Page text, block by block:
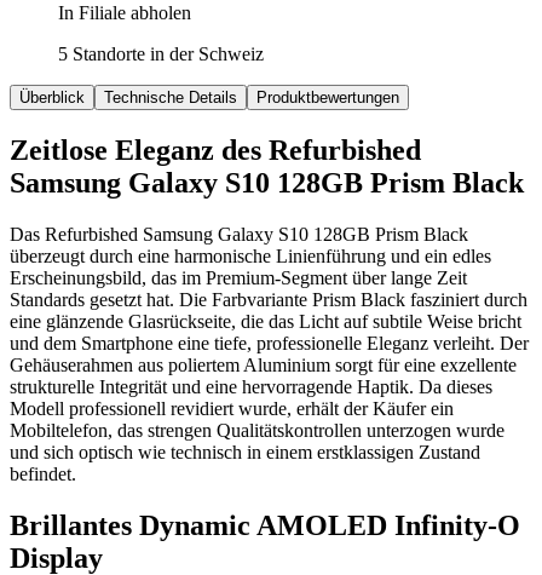
In Filiale abholen
5 Standorte in der Schweiz
Überblick Technische Details Produktbewertungen
Zeitlose Eleganz des Refurbished
Samsung Galaxy S10 128GB Prism Black
Das Refurbished Samsung Galaxy S10 128GB Prism Black
überzeugt durch eine harmonische Linienführung und ein edles
Erscheinungsbild, das im Premium-Segment über lange Zeit
Standards gesetzt hat. Die Farbvariante Prism Black fasziniert durch
eine glänzende Glasrückseite, die das Licht auf subtile Weise bricht
und dem Smartphone eine tiefe, professionelle Eleganz verleiht. Der
Gehäuserahmen aus poliertem Aluminium sorgt für eine exzellente
strukturelle Integrität und eine hervorragende Haptik. Da dieses
Modell professionell revidiert wurde, erhält der Käufer ein
Mobiltelefon, das strengen Qualitätskontrollen unterzogen wurde
und sich optisch wie technisch in einem erstklassigen Zustand
befindet.
Brillantes Dynamic AMOLED Infinity-O
Display